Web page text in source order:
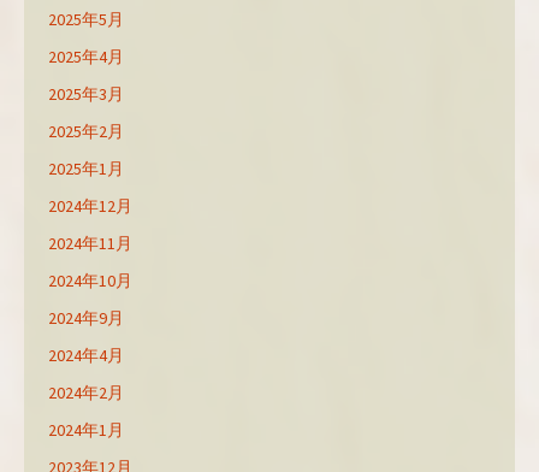
2025年5月
2025年4月
2025年3月
2025年2月
2025年1月
2024年12月
2024年11月
2024年10月
2024年9月
2024年4月
2024年2月
2024年1月
2023年12月